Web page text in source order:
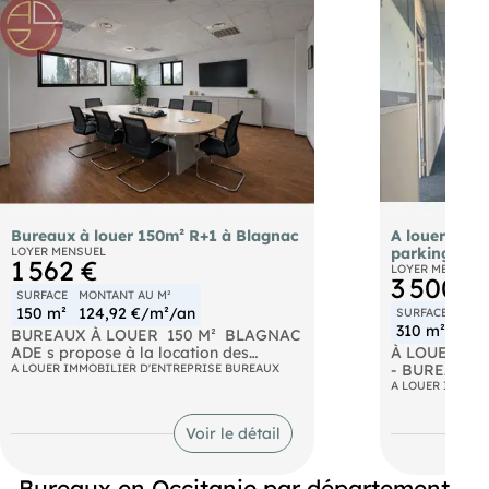
Bureaux à louer 150m² R+1 à Blagnac
LOYER MENSUEL
1 562 €
SURFACE
150 m²
MONTANT AU M²
124,92 €/m²/an
BUREAUX À LOUER  150 M²  BLAGNAC
ADE s propose à la location des
bureaux de 150 m² situés en R+1 à
climatisés, fonctionnels et accessibles
aux personnes à mobilité réduite.
Proximité immédiate des lignes de bus,
du tramway ainsi que de l'aéroport de
A LOUER IMMOBILIER D'ENTREPRISE BUREAUX
Voir le détail
A louer
parking à
LOYER MENSUEL
3 500 €
SURFACE
310 m²
À LOUER
- BUREAUX
DE PARKING
dans le
A LOUER